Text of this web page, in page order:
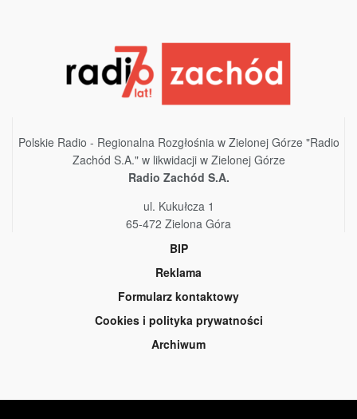
Polskie Radio - Regionalna Rozgłośnia w Zielonej Górze "Radio
Zachód S.A." w likwidacji w Zielonej Górze
Radio Zachód S.A.
ul. Kukułcza 1
65-472 Zielona Góra
BIP
Reklama
Formularz kontaktowy
Cookies i polityka prywatności
Archiwum